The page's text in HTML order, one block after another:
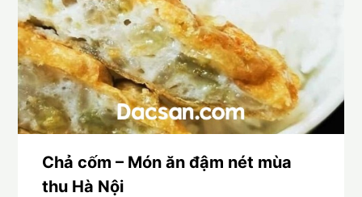
Chả cốm – Món ăn đậm nét mùa
thu Hà Nội